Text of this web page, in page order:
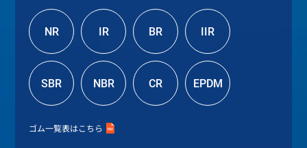
NR IR BR IIR
SBR NBR CR EPDM
ゴム一覧表はこちら